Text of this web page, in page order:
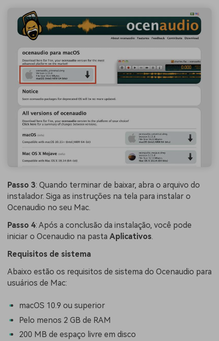
Passo 3: Quando terminar de baixar, abra o arquivo do
instalador. Siga as instruções na tela para instalar o
Ocenaudio no seu Mac.
Passo 4: Após a conclusão da instalação, você pode
iniciar o Ocenaudio na pasta Aplicativos.
Requisitos de sistema
Abaixo estão os requisitos de sistema do Ocenaudio para
usuários de Mac:
macOS 10.9 ou superior
Pelo menos 2 GB de RAM
200 MB de espaço livre em disco